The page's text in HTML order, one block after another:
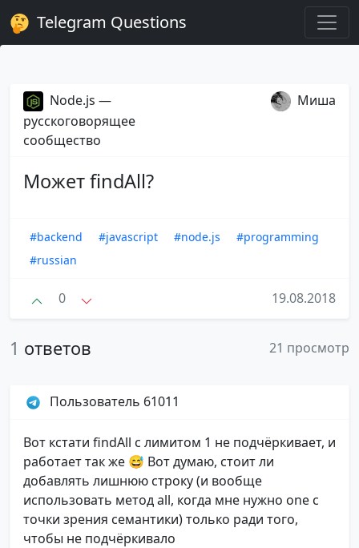
Telegram Questions
Node.js —
русскоговорящее
сообщество
Миша
Может findAll?
#backend #javascript #node.js
#programming
#russian
0 19.08.2018
1 ответов 21 просмотр
Пользователь 61011
Вот кстати findAll с лимитом 1 не подчёркивает, и
работает так же 😅 Вот думаю, стоит ли
добавлять лишнюю строку (и вообще
использовать метод all, когда мне нужно one с
точки зрения семантики) только ради того,
чтобы не подчёркивало